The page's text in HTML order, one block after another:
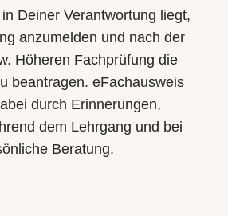
Deiner Verantwortung liegt,
anzumelden und nach der
Höheren Fachprüfung die
beantragen. eFachausweis
durch Erinnerungen,
dem Lehrgang und bei
Beratung.